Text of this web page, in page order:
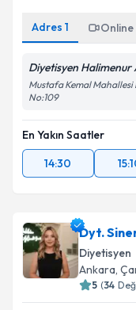
kapsamda
Adres 1
Diyetisyen Halimenur
Mustafa Kemal Mahallesi
No:109
En Yakın Saatler
14:30
Dyt.
Diyetisyen
Ankara,
5 (34